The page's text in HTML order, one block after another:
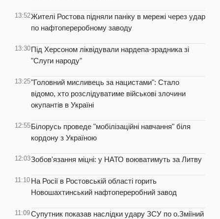
13:52Жителі Ростова підняли паніку в мережі через удар
по нафтопереробному заводу
13:30Під Херсоном ліквідували нардепа-зрадника зі
"Слуги народу"
13:25"Головний мисливець за нацистами": Стало
відомо, хто розслідуватиме військові злочини
окупантів в Україні
12:55Білорусь проведе "мобілізаційні навчання" біля
кордону з Україною
12:03Зобов'язання міцні: у НАТО воюватимуть за Литву
11:10 На Росії в Ростовській області горить
Новошахтинський нафтопереробний завод
11:09Супутник показав наслідки удару ЗСУ по о.Зміїний